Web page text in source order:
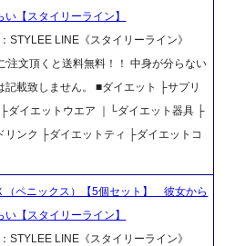
い【スタイリーライン】
STYLEE LINE《スタイリーライン》
注文頂くと送料無料！！ 中身が分らない
記載致しません。 ■ダイエット ├サプリ
ダイエットウエア ｜└ダイエット器具 ├
リンク ├ダイエットティ ├ダイエットコ
ペニックス）【5個セット】 彼女から
い【スタイリーライン】
STYLEE LINE《スタイリーライン》